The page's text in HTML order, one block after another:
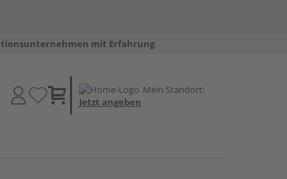
mit Erfahrung
Mein Standort:
Jetzt angeben